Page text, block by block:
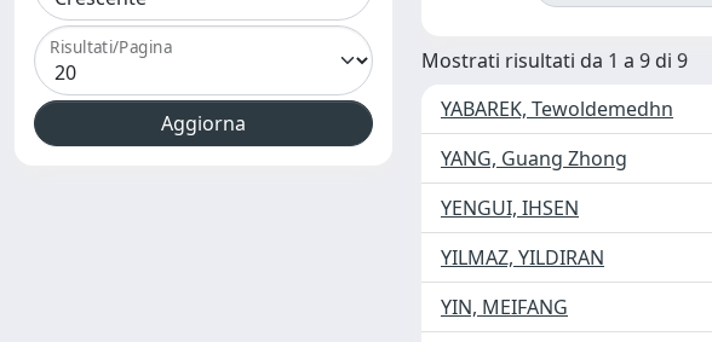
Risultati/Pagina
Mostrati risultati da 1 a 9 di 9
YABAREK, Tewoldemedhn
YANG, Guang Zhong
YENGUI, IHSEN
YILMAZ, YILDIRAN
YIN, MEIFANG